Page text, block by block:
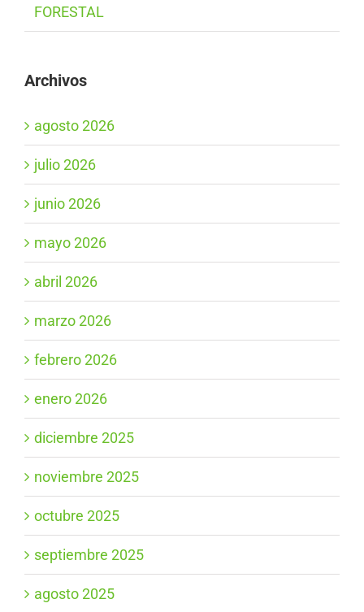
FORESTAL
Archivos
agosto 2026
julio 2026
junio 2026
mayo 2026
abril 2026
marzo 2026
febrero 2026
enero 2026
diciembre 2025
noviembre 2025
octubre 2025
septiembre 2025
agosto 2025